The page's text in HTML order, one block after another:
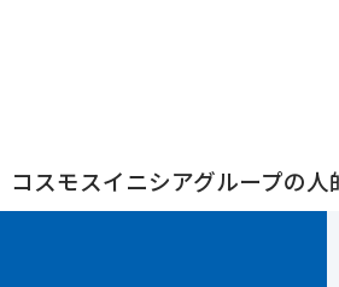
コスモスイニシアグループの人